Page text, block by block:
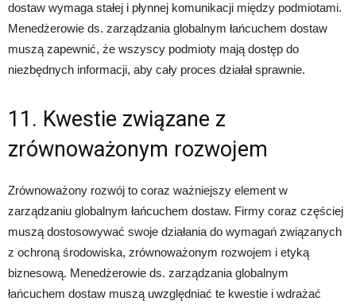
dostaw wymaga stałej i płynnej komunikacji między podmiotami.
Menedżerowie ds. zarządzania globalnym łańcuchem dostaw
muszą zapewnić, że wszyscy podmioty mają dostęp do
niezbędnych informacji, aby cały proces działał sprawnie.
11. Kwestie związane z
zrównoważonym rozwojem
Zrównoważony rozwój to coraz ważniejszy element w
zarządzaniu globalnym łańcuchem dostaw. Firmy coraz częściej
muszą dostosowywać swoje działania do wymagań związanych
z ochroną środowiska, zrównoważonym rozwojem i etyką
biznesową. Menedżerowie ds. zarządzania globalnym
łańcuchem dostaw muszą uwzględniać te kwestie i wdrażać